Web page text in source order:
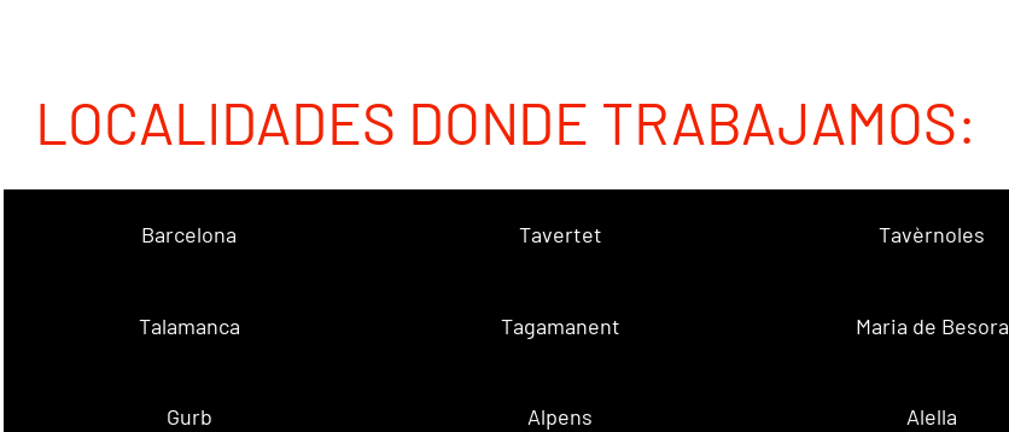
LOCALIDADES DONDE TRABAJAMOS:
Barcelona Tavertet Tavèrnoles
Talamanca Tagamanent Maria de Besora
Gurb Alpens Alella